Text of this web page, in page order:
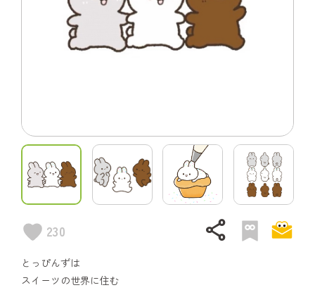
230 share
とっぴんずは
スイーツの世界に住む